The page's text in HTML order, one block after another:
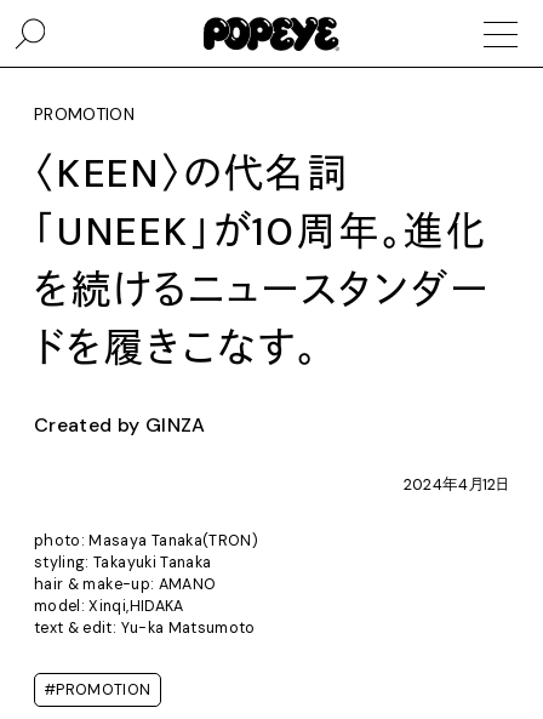
PROMOTION
〈KEEN〉の代名詞
「UNEEK」が10周年。進化
を続けるニュースタンダー
ドを履きこなす。
Created by GINZA
2024年4月12日
photo: Masaya Tanaka(TRON)
styling: Takayuki Tanaka
hair & make-up: AMANO
model: Xinqi,HIDAKA
text & edit: Yu-ka Matsumoto
#PROMOTION